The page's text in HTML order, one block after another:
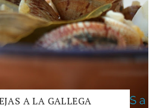
A LA GALLEGA